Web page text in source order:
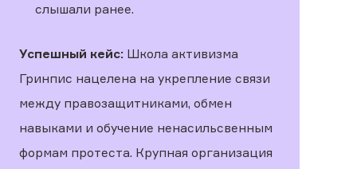
слышали ранее.
Успешный кейс: Школа активизма
Гринпис нацелена на укрепление связи
между правозащитниками, обмен
навыками и обучение ненасильсвенным
формам протеста. Крупная организация